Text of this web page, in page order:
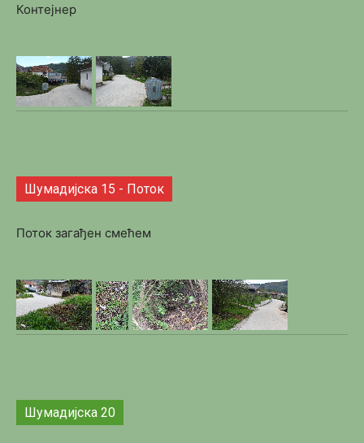
Контејнер
Шумадијска 15 - Поток
Поток загађен смећем
Шумадијска 20